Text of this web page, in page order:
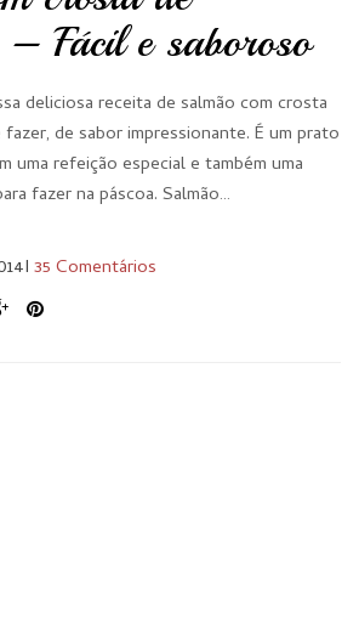
Fácil e saboroso
deliciosa receita de salmão com crosta
de sabor impressionante. É um prato
uma refeição especial e também uma
fazer na páscoa. Salmão…
I 35 Comentários